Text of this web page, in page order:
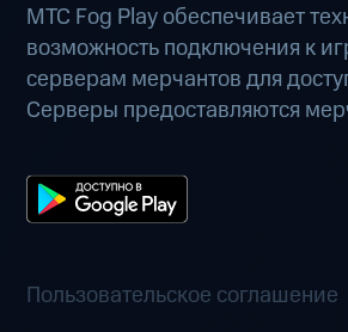
МТС Fog Play обеспечивает
возможность подключения к
серверам мерчантов для
Серверы предоставляются
Пользовательское соглашение